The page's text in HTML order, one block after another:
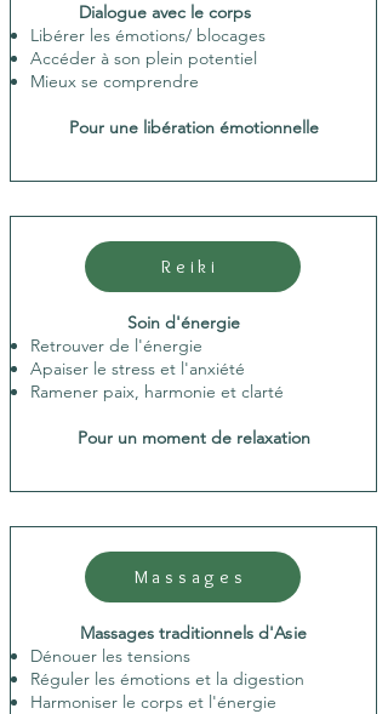
Dialogue avec le corps
Libérer les émotions/ blocages
Accéder à son plein potentiel
Mieux se comprendre
Pour une libération émotionnelle
Reiki
Soin d'énergie
Retrouver de l'énergie
Apaiser le stress et l'anxiété
Ramener paix, harmonie et clarté
Pour un moment de relaxation
Massages
Massages traditionnels d'Asie
Dénouer les tensions
Réguler les émotions et la digestion
Harmoniser le corps et l'énergie